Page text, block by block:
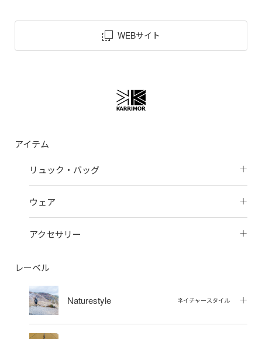
WEBサイト
アイテム
リュック・バッグ
ウェア
アクセサリー
レーベル
Naturestyle ネイチャースタイル